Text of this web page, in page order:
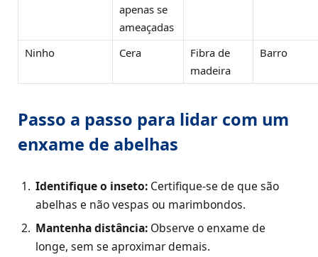
apenas se
ameaçadas
Ninho Cera
Fibra de
madeira
Barro
Passo a passo para lidar com um
enxame de abelhas
Identifique o inseto: Certifique-se de que são
abelhas e não vespas ou marimbondos.
Mantenha distância: Observe o enxame de
longe, sem se aproximar demais.